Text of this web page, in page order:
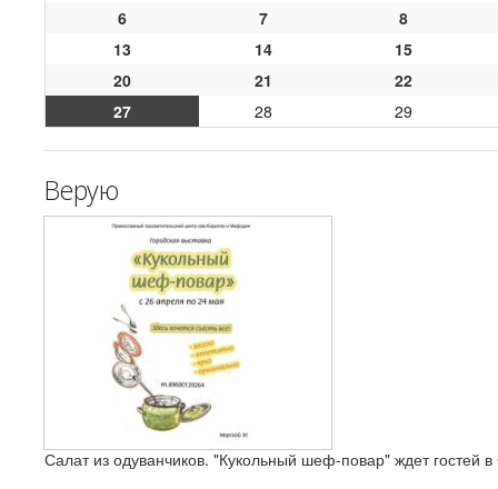
6
7
8
13
14
15
20
21
22
27
28 29
Верую
Салат из одуванчиков. "Кукольный шеф-повар" ждет гостей